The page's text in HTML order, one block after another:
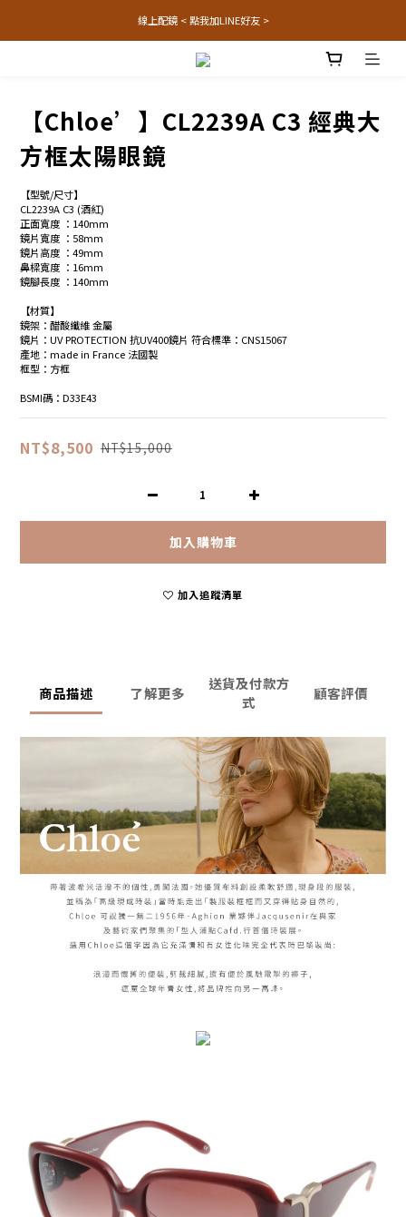
線上配鏡 < 點我加LINE好友 >
【Chloe’】CL2239A C3 經典大
方框太陽眼鏡
【型號/尺寸】
CL2239A C3 (酒紅)
正面寬度 ：140mm
鏡片寬度 ：58mm
鏡片高度 ：49mm
鼻樑寬度 ：16mm
鏡腳長度 ：140mm
【材質】
鏡架：醋酸纖維 金屬
鏡片：UV PROTECTION 抗UV400鏡片 符合標準：CNS15067
產地：made in France 法國製
框型：方框
BSMI碼：D33E43
NT$8,500 NT$15,000
加入購物車
加入追蹤清單
商品描述 了解更多
送貨及付款方
式
顧客評價